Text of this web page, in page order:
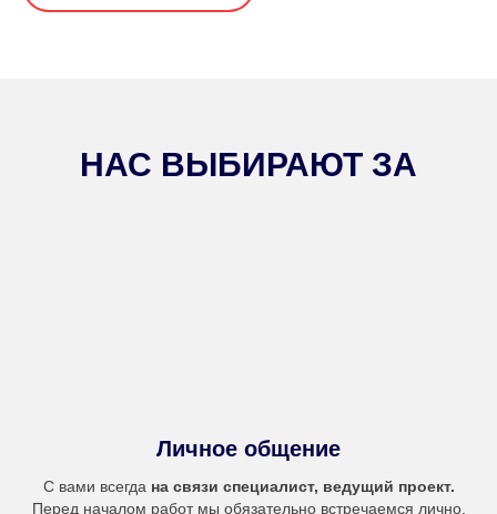
НАС ВЫБИРАЮТ ЗА
Личное общение
С вами всегда на связи специалист, ведущий проект.
Перед началом работ мы обязательно встречаемся лично,